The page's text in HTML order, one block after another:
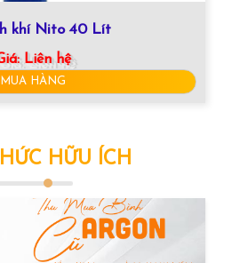
khí Nito 40 Lít
Liên hệ
MUA HÀNG
HỮU ÍCH